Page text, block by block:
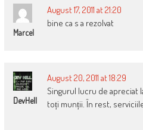
Marcel
August 17, 2011 at 21:20
bine ca s a rezolvat
DevHell
August 20, 2011 at 18:29
Singurul lucru de apreciat
toți munții. În rest,